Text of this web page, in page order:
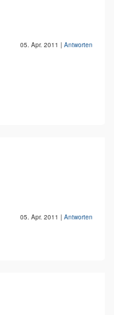
05. Apr. 2011 | Antworten
05. Apr. 2011 | Antworten